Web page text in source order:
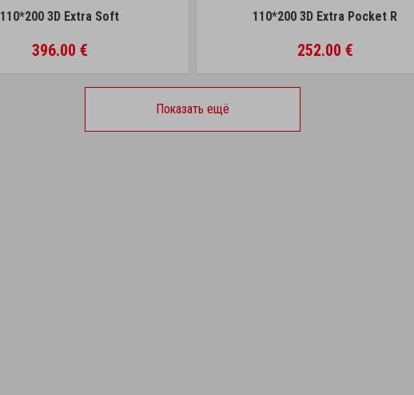
110*200 3D Extra Soft
396.00 €
110*200 3D Extra Pocket R
252.00 €
Показать ещё